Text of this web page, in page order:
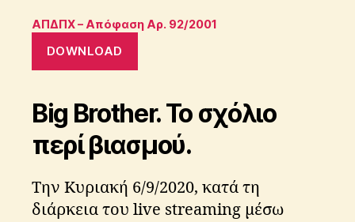
ΑΠΔΠΧ – Απόφαση Αρ. 92/2001
DOWNLOAD
Big Brother. Το σχόλιο
περί βιασμού.
Την Κυριακή 6/9/2020, κατά τη
διάρκεια του live streaming μέσω